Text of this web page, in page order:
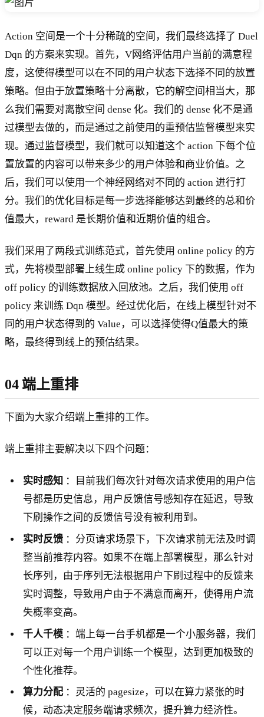
Action 空间是一个十分稀疏的空间，我们最终选择了 Duel
Dqn 的方案来实现。首先，V网络评估用户当前的满意程
度，这使得模型可以在不同的用户状态下选择不同的放置
策略。但由于放置策略十分离散，它的解空间相当大，那
么我们需要对离散空间 dense 化。我们的 dense 化不是通
过模型去做的，而是通过之前使用的重预估监督模型来实
现。通过监督模型，我们就可以知道这个 action 下每个位
置放置的内容可以带来多少的用户体验和商业价值。之
后，我们可以使用一个神经网络对不同的 action 进行打
分。我们的优化目标是每一步选择能够达到最终的总和价
值最大，reward 是长期价值和近期价值的组合。
我们采用了两段式训练范式，首先使用 online policy 的方
式，先将模型部署上线生成 online policy 下的数据，作为
off policy 的训练数据放入回放池。之后，我们使用 off
policy 来训练 Dqn 模型。经过优化后，在线上模型针对不
同的用户状态得到的 Value，可以选择使得Q值最大的策
略，最终得到线上的预估结果。
04 端上重排
下面为大家介绍端上重排的工作。
端上重排主要解决以下四个问题：
实时感知 ：目前我们每次针对每次请求使用的用户信
号都是历史信息，用户反馈信号感知存在延迟，导致
下刷操作之间的反馈信号没有被利用到。
实时反馈 ：分页请求场景下，下次请求前无法及时调
整当前推荐内容。如果不在端上部署模型，那么针对
长序列，由于序列无法根据用户下刷过程中的反馈来
实时调整，导致用户由于不满意而离开，使得用户流
失概率变高。
千人千模 ：端上每一台手机都是一个小服务器，我们
可以正对每一个用户训练一个模型，达到更加极致的
个性化推荐。
算力分配：灵活的 pagesize，可以在算力紧张的时
候，动态决定服务端请求频次，提升算力经济性。